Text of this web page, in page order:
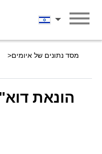
עברית
מסד נתונים של איומים
הונאת